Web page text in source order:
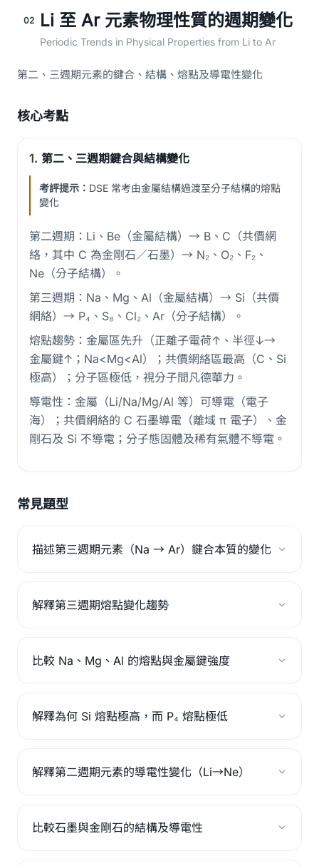
02 Li 至 Ar 元素物理性質的週期變化
Periodic Trends in Physical Properties from Li to Ar
第二、三週期元素的鍵合、結構、熔點及導電性變化
核心考點
1. 第二、三週期鍵合與結構變化
考評提示： DSE 常考由金屬結構過渡至分子結構的熔點
變化
第二週期：Li、Be（金屬結構）→ B、C（共價網
絡，其中 C 為金剛石／石墨）→ N₂、O₂、F₂、
Ne（分子結構）。
第三週期：Na、Mg、Al（金屬結構）→ Si（共價
網絡）→ P₄、S₈、Cl₂、Ar（分子結構）。
熔點趨勢：金屬區先升（正離子電荷↑、半徑↓→
金屬鍵↑；Na<Mg<Al）；共價網絡區最高（C、Si
極高）；分子區極低，視分子間凡德華力。
導電性：金屬（Li/Na/Mg/Al 等）可導電（電子
海）；共價網絡的 C 石墨導電（離域 π 電子）、金
剛石及 Si 不導電；分子態固體及稀有氣體不導電。
常見題型
描述第三週期元素（Na → Ar）鍵合本質的變化
解釋第三週期熔點變化趨勢
比較 Na、Mg、Al 的熔點與金屬鍵強度
解釋為何 Si 熔點極高，而 P₄ 熔點極低
解釋第二週期元素的導電性變化（Li→Ne）
比較石墨與金剛石的結構及導電性